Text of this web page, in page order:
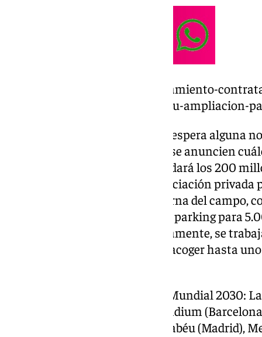
https://www.101tv.es/el-ayuntamiento-
area-de-la-rosaleda-de-cara-a-su-ampliacion-
Durante las próximas horas se espera alguna
propietarios del estadio, donde se anuncien
seguir. El coste de las obras rondará los 200
instituciones buscan una financiación privada
obras iniciarán en la parte externa del campo,
Además, se deberá construir un parking para
reacondicionar la zona, Paralelamente, se
cubierta. Todo ello le permitirá acoger hasta
Estas son las sedes de España Mundial 2030:
Romareda (Zaragoza), RCDE Stadium
Cartuja (Sevilla), Santiago Bernabéu (Madrid),